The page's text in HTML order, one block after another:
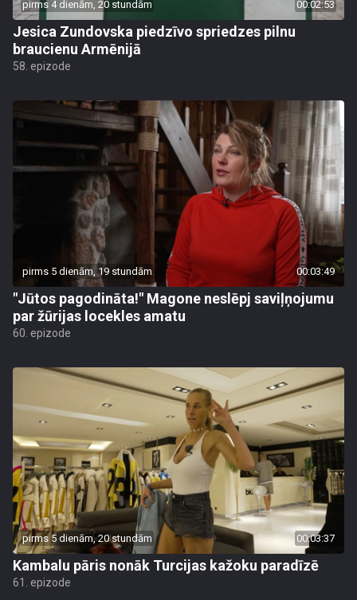
pirms 4 dienām, 20 stundām 00:02:53
Jesica Zundovska piedzīvo spriedzes pilnu
braucienu Armēnijā
58. epizode
pirms 5 dienām, 19 stundām 00:03:49
"Jūtos pagodināta!" Magone neslēpj saviļņojumu
par žūrijas locekles amatu
60. epizode
pirms 5 dienām, 20 stundām 00:03:37
Kambalu pāris nonāk Turcijas kažoku paradīzē
61. epizode